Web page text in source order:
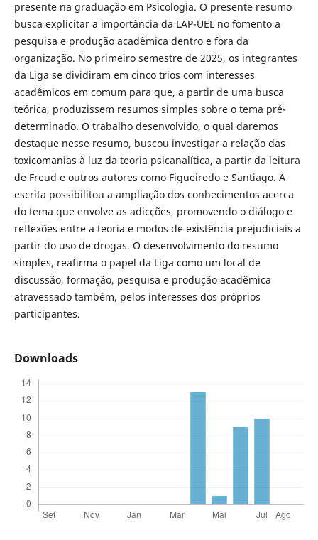
presente na graduação em Psicologia. O presente resumo
busca explicitar a importância da LAP-UEL no fomento a
pesquisa e produção acadêmica dentro e fora da
organização. No primeiro semestre de 2025, os integrantes
da Liga se dividiram em cinco trios com interesses
acadêmicos em comum para que, a partir de uma busca
teórica, produzissem resumos simples sobre o tema pré-
determinado. O trabalho desenvolvido, o qual daremos
destaque nesse resumo, buscou investigar a relação das
toxicomanias à luz da teoria psicanalítica, a partir da leitura
de Freud e outros autores como Figueiredo e Santiago. A
escrita possibilitou a ampliação dos conhecimentos acerca
do tema que envolve as adicções, promovendo o diálogo e
reflexões entre a teoria e modos de existência prejudiciais a
partir do uso de drogas. O desenvolvimento do resumo
simples, reafirma o papel da Liga como um local de
discussão, formação, pesquisa e produção acadêmica
atravessado também, pelos interesses dos próprios
participantes.
Downloads